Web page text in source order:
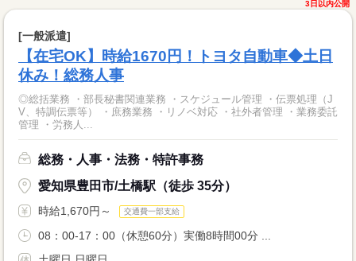
3日以内公開
[一般派遣]
【在宅OK】時給1670円！トヨタ自動車◆土日
休み！総務人事
◎総括業務 ・部長秘書関連業務 ・スケジュール管理 ・伝票処理（J
V、特調伝票等） ・庶務業務 ・リノベ対応 ・社外者管理 ・業務委託
管理 ・労務人...
総務・人事・法務・特許事務
愛知県豊田市/土橋駅（徒歩 35分）
時給1,670円～ 交通費一部支給
08：00-17：00（休憩60分）実働8時間00分 ...